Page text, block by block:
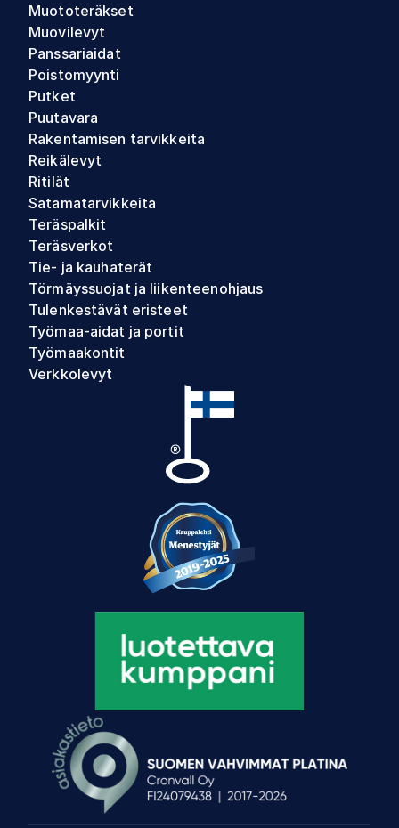
Muototeräkset
Muovilevyt
Panssariaidat
Poistomyynti
Putket
Puutavara
Rakentamisen tarvikkeita
Reikälevyt
Ritilät
Satamatarvikkeita
Teräspalkit
Teräsverkot
Tie- ja kauhaterät
Törmäyssuojat ja liikenteenohjaus
Tulenkestävät eristeet
Työmaa-aidat ja portit
Työmaakontit
Verkkolevyt